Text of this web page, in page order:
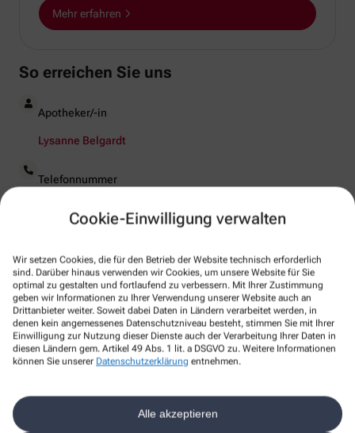
Cookie-Einwilligung verwalten
Wir setzen Cookies, die für den Betrieb der Website technisch erforderlich
sind. Darüber hinaus verwenden wir Cookies, um unsere Website für Sie
optimal zu gestalten und fortlaufend zu verbessern. Mit Ihrer Zustimmung
geben wir Informationen zu Ihrer Verwendung unserer Website auch an
Drittanbieter weiter. Soweit dabei Daten in Ländern verarbeitet werden, in
denen kein angemessenes Datenschutzniveau besteht, stimmen Sie mit Ihrer
Einwilligung zur Nutzung dieser Dienste auch der Verarbeitung Ihrer Daten in
diesen Ländern gem. Artikel 49 Abs. 1 lit. a DSGVO zu. Weitere Informationen
können Sie unserer Datenschutzerklärung entnehmen.
Alle akzeptieren
Mehr erfahren
So erreichen Sie uns
Apotheker/-in
Lysanne Belgardt
Telefonnummer
+49-15754606509
Faxnummer
04489 3900
WhatsApp